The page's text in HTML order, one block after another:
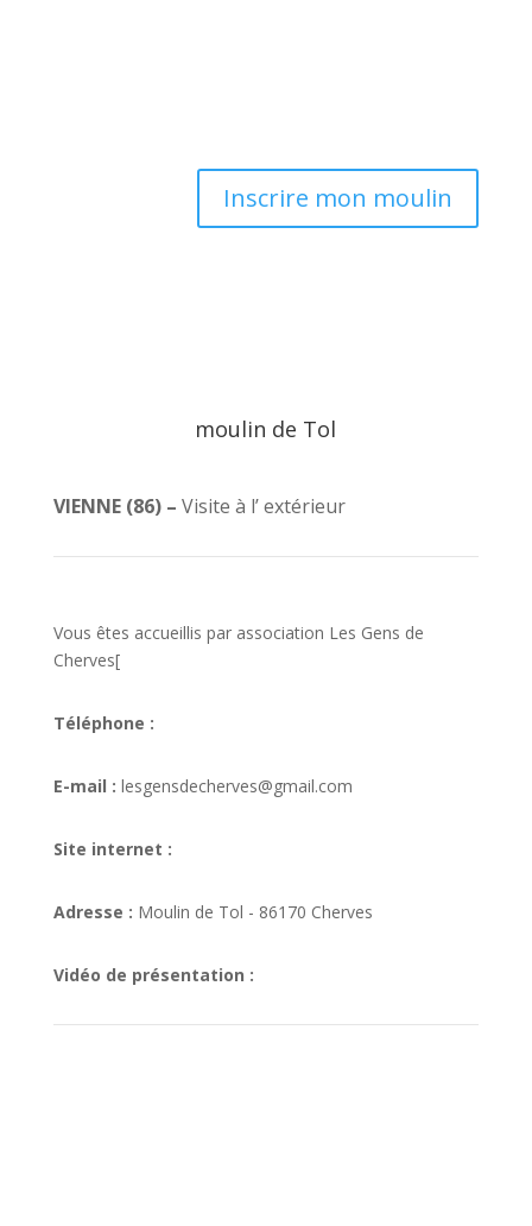
Inscrire mon moulin
moulin de Tol
VIENNE (86) – Visite à l’ extérieur
Vous êtes accueillis par association Les Gens de
Cherves[
Téléphone :
E-mail : lesgensdecherves@gmail.com
Site internet :
Adresse : Moulin de Tol - 86170 Cherves
Vidéo de présentation :